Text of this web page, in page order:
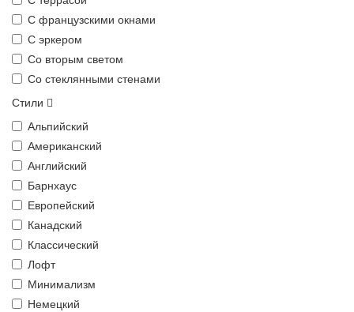
С французскими окнами
С эркером
Со вторым светом
Со стеклянными стенами
Стили
Альпийский
Американский
Английский
Барнхаус
Европейский
Канадский
Классический
Лофт
Минимализм
Немецкий